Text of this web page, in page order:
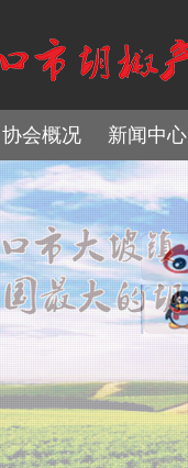
协会概况 新闻中心